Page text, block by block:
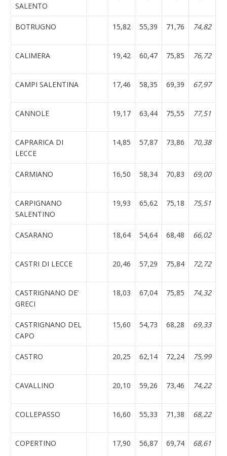
SALENTO
BOTRUGNO 15,82 55,39 71,76 74,82
CALIMERA 19,42 60,47 75,85 76,72
CAMPI SALENTINA 17,46 58,35 69,39 67,97
CANNOLE 19,17 63,44 75,55 77,51
CAPRARICA DI
LECCE
14,85 57,87 73,86 70,38
CARMIANO 16,50 58,34 70,83 69,00
CARPIGNANO
SALENTINO
19,93 65,62 75,18 75,51
CASARANO 18,64 54,64 68,48 66,02
CASTRI DI LECCE 20,46 57,29 75,84 72,72
CASTRIGNANO DE’
GRECI
18,03 67,04 75,85 74,32
CASTRIGNANO DEL
CAPO
15,60 54,73 68,28 69,33
CASTRO 20,25 62,14 72,24 75,99
CAVALLINO 20,10 59,26 73,46 74,22
COLLEPASSO 16,60 55,33 71,38 68,22
COPERTINO 17,90 56,87 69,74 68,61